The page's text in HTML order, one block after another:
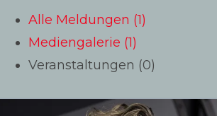
Alle Meldungen (1)
Mediengalerie (1)
Veranstaltungen (0)